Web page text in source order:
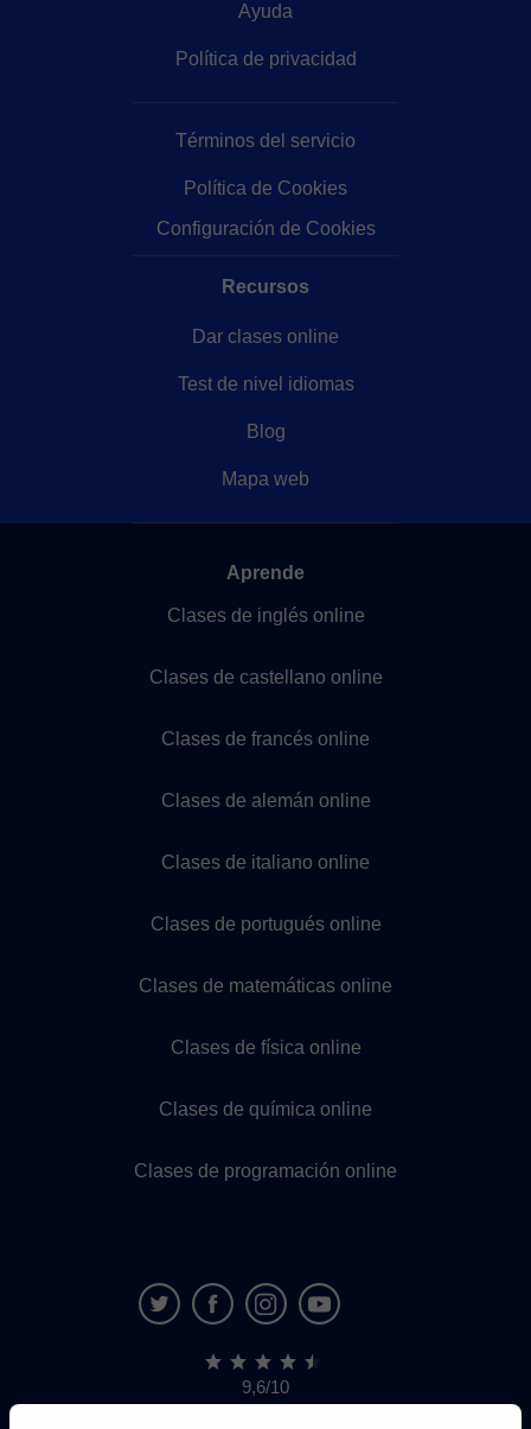
Ayuda
Política de privacidad
Términos del servicio
Política de Cookies
Configuración de Cookies
Recursos
Dar clases online
Test de nivel idiomas
Blog
Mapa web
Aprende
Clases de inglés online
Clases de castellano online
Clases de francés online
Clases de alemán online
Clases de italiano online
Clases de portugués online
Clases de matemáticas online
Clases de física online
Clases de química online
Clases de programación online
9,6/10
1.339.284